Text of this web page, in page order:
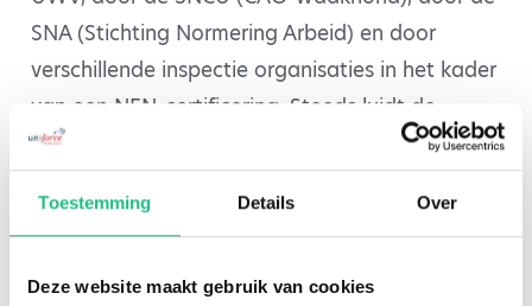
Toestemming Details Over
Deze website maakt gebruik van cookies
SNA (Stichting Normering Arbeid) en door
verschillende inspectie organisaties in het kader
van een NEN-certificering. Steeds luidt de
conclusie dat sprake is van detachering en dat
verbaast ons bij Uniforce nooit want dat is nu
juist vanaf het ontstaan van de DUBV ons
wordt ontdoken, alle afdrachten worden